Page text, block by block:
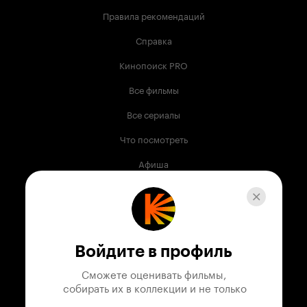
Правила рекомендаций
Справка
Кинопоиск PRO
Все фильмы
Все сериалы
Что посмотреть
Афиша
Музыка
Телепрограмма
Служба поддержки
Войдите в профиль
Сможете оценивать фильмы,
собирать их в коллекции и не только